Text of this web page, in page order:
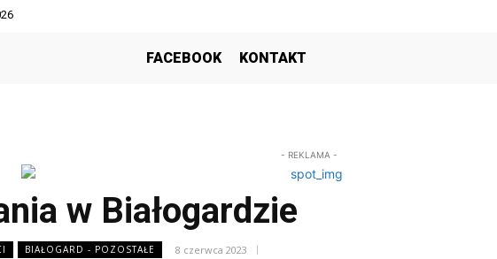
FACEBOOK KONTAKT
- REKLAMA -
w Białogardzie
BIAŁOGARD - POZOSTAŁE 8 czerwca 2023